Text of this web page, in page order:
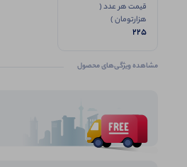
قیمت هر عدد (
هزارتومان )
225
مشاهده ویژگی‌های محصول